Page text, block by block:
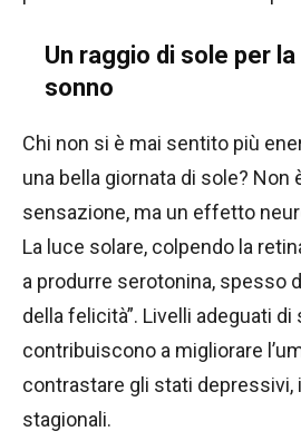
Un raggio di sole per
sonno
Chi non si è mai sentito più
una bella giornata di sole? Non
sensazione, ma un effetto
La luce solare, colpendo la
a produrre serotonina, spesso
della felicità”. Livelli adeguati di
contribuiscono a migliorare
contrastare gli stati depressivi,
stagionali.